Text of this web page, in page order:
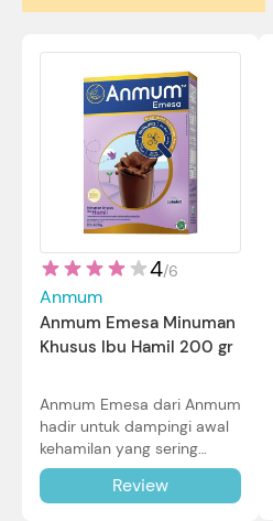
4/6
Anmum
Anmum Emesa Minuman
Khusus Ibu Hamil 200 gr
Anmum Emesa dari Anmum
hadir untuk dampingi awal
kehamilan yang sering
diiringi dengan mual dan
muntah. Simak reviewnya di
Review